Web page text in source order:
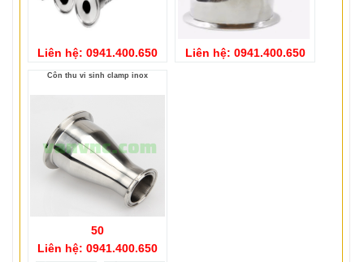
Liên hệ: 0941.400.650 Liên hệ: 0941.400.650
Côn thu vi sinh clamp inox
50
Liên hệ: 0941.400.650